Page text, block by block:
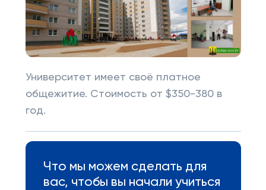
Университет имеет своё платное
общежитие. Стоимость от $350-380 в
год.
Что мы можем сделать для
вас, чтобы вы начали учиться